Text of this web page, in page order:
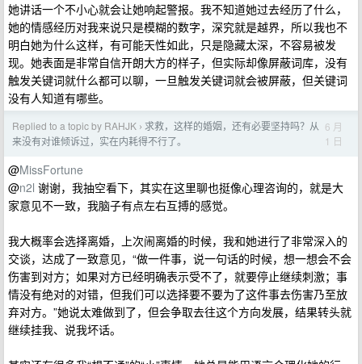
她讲话一个不小心就会让她响起警报。我不知道她过去经历了什么，
她的情感经历对我来说只是模糊的数字，深究就是越界，所以我也不
明白她为什么这样，有可能天性如此，只是隐藏太深，不容易被发
现。她表面是非常自信开朗大方的样子，但实际却像屏蔽词库，没有
触发关键词就什么都可以聊，一旦触发关键词就会被屏蔽，但关键词
没有人知道有哪些。
Replied to a topic by RAHJK › 求救，这样的婚姻，还有必要坚持吗？从
来没有对谁倾诉过，实在内耗得不行了。
6 月
1 日
@MissFortune
@n2l 谢谢，我抽空看下，其实在这里聊也挺像心理咨询的，就是大
家意见不一致，我脑子有点左右互搏的感觉。
我大概率会选择离婚，上次闹离婚的时候，我和她进行了非常深入的
交谈，达成了一致意见，“做一件事，说一句话的时候，想一想会不会
伤害到对方；如果对方已经明确表示受不了，就要停止继续刺激；事
情没有绝对的对错，但我们可以选择要不要为了这件事去伤害乃至放
弃对方。”她说太难做到了，但会争取去往这个方向发展，结果转头就
继续挂我、说我坏话。